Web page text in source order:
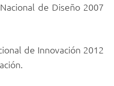
de Diseño 2007
de Innovación 2012